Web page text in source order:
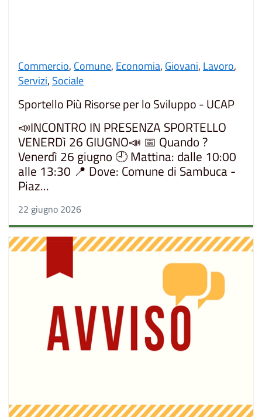
Commercio, Comune, Economia, Giovani, Lavoro,
Servizi, Sociale
Sportello Più Risorse per lo Sviluppo - UCAP
📣INCONTRO IN PRESENZA SPORTELLO
VENERDì 26 GIUGNO📣 📅 Quando ?
Venerdì 26 giugno 🕘 Mattina: dalle 10:00
alle 13:30 📍 Dove: Comune di Sambuca -
Piaz...
22 giugno 2026